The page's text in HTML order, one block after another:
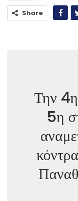
Share
Την 4η
5η